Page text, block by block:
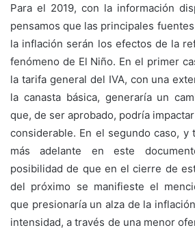
Para el 2019, con la información
pensamos que las principales
la inflación serán los efectos de la
fenómeno de El Niño. En el primer
la tarifa general del IVA, con una
la canasta básica, generaría un
que, de ser aprobado, podría
considerable. En el segundo caso, y
más adelante en este
posibilidad de que en el cierre de
del próximo se manifieste el
que presionaría un alza de la
intensidad, a través de una menor